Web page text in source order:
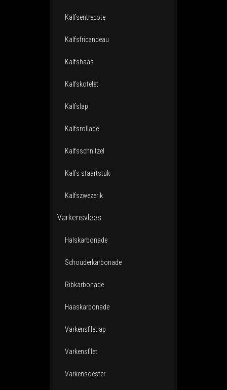
Kalfsentrecote
Kalfsfricandeau
Kalfshaas
Kalfskotelet
Kalfslap
Kalfsrollade
Kalfsschnitzel
Kalfs staartstuk
Kalfszwezerik
Varkensvlees
Halskarbonade
Schouderkarbonade
Ribkarbonade
Haaskarbonade
Varkensfiletlap
Varkensfilet
Varkensoester